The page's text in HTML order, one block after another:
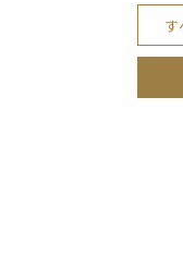
す